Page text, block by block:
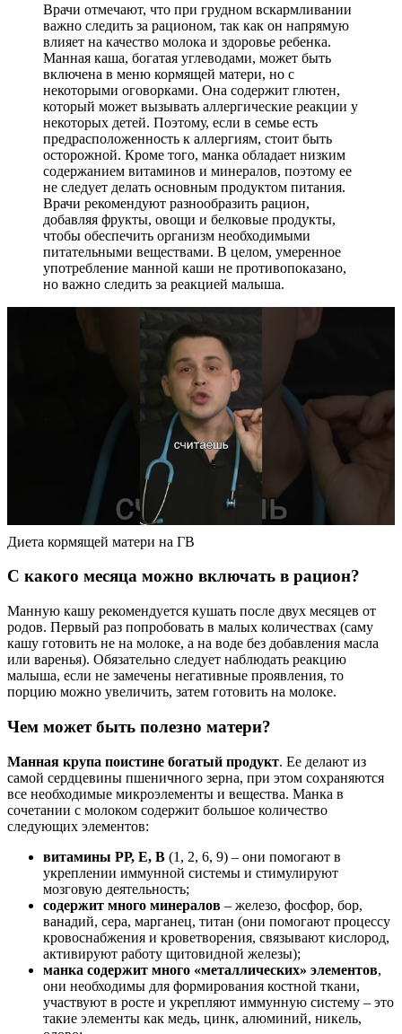
Врачи отмечают, что при грудном вскармливании
важно следить за рационом, так как он напрямую
влияет на качество молока и здоровье ребенка.
Манная каша, богатая углеводами, может быть
включена в меню кормящей матери, но с
некоторыми оговорками. Она содержит глютен,
который может вызывать аллергические реакции у
некоторых детей. Поэтому, если в семье есть
предрасположенность к аллергиям, стоит быть
осторожной. Кроме того, манка обладает низким
содержанием витаминов и минералов, поэтому ее
не следует делать основным продуктом питания.
Врачи рекомендуют разнообразить рацион,
добавляя фрукты, овощи и белковые продукты,
чтобы обеспечить организм необходимыми
питательными веществами. В целом, умеренное
употребление манной каши не противопоказано,
но важно следить за реакцией малыша.
Диета кормящей матери на ГВ
С какого месяца можно включать в рацион?
Манную кашу рекомендуется кушать после двух месяцев от
родов. Первый раз попробовать в малых количествах (саму
кашу готовить не на молоке, а на воде без добавления масла
или варенья). Обязательно следует наблюдать реакцию
малыша, если не замечены негативные проявления, то
порцию можно увеличить, затем готовить на молоке.
Чем может быть полезно матери?
Манная крупа поистине богатый продукт. Ее делают из
самой сердцевины пшеничного зерна, при этом сохраняются
все необходимые микроэлементы и вещества. Манка в
сочетании с молоком содержит большое количество
следующих элементов:
витамины РР, Е, В (1, 2, 6, 9) – они помогают в
укреплении иммунной системы и стимулируют
мозговую деятельность;
содержит много минералов – железо, фосфор, бор,
ванадий, сера, марганец, титан (они помогают процессу
кровоснабжения и кроветворения, связывают кислород,
активируют работу щитовидной железы);
манка содержит много «металлических» элементов,
они необходимы для формирования костной ткани,
участвуют в росте и укрепляют иммунную систему – это
такие элементы как медь, цинк, алюминий, никель,